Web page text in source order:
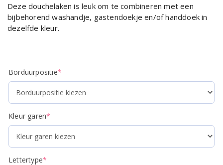
Deze douchelaken is leuk om te combineren met een
bijbehorend washandje, gastendoekje en/of handdoek in
dezelfde kleur.
Borduurpositie*
Kleur garen*
Lettertype*